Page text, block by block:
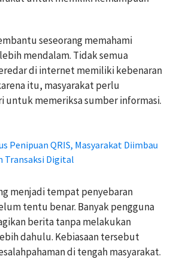
seseorang memahami
mendalam. Tidak semua
di internet memiliki kebenaran
itu, masyarakat perlu
untuk memeriksa sumber informasi.
Penipuan QRIS, Masyarakat Diimbau
Transaksi Digital
menjadi tempat penyebaran
tentu benar. Banyak pengguna
berita tanpa melakukan
dahulu. Kebiasaan tersebut
di tengah masyarakat.